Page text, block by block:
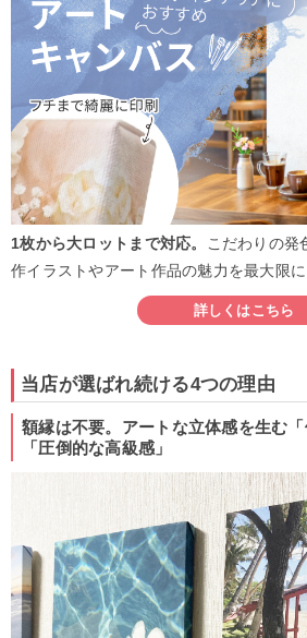
1枚から大ロットまで対応。
こだわりの発
作イラストやアート作品の魅力を最大限に
詳しくはこちら
当店が選ばれ続ける4つの理由
額縁は不要。アートな立体感を生む「
「圧倒的な高級感」